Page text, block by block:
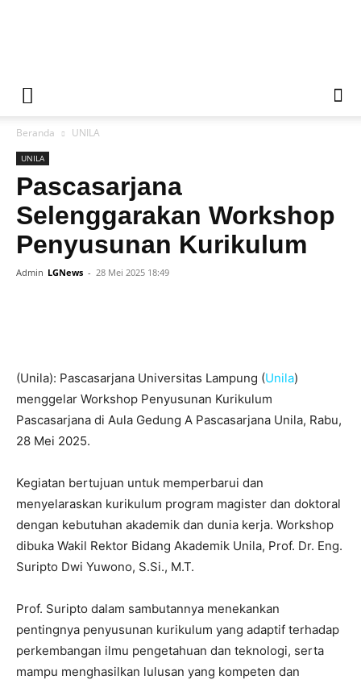
News
Beranda UNILA
UNILA
Pascasarjana
Selenggarakan Workshop
Penyusunan Kurikulum
Admin LGNews - 28 Mei 2025 18:49
(Unila): Pascasarjana Universitas Lampung (Unila)
menggelar Workshop Penyusunan Kurikulum
Pascasarjana di Aula Gedung A Pascasarjana Unila, Rabu,
28 Mei 2025.
Kegiatan bertujuan untuk memperbarui dan
menyelaraskan kurikulum program magister dan doktoral
dengan kebutuhan akademik dan dunia kerja. Workshop
dibuka Wakil Rektor Bidang Akademik Unila, Prof. Dr. Eng.
Suripto Dwi Yuwono, S.Si., M.T.
Prof. Suripto dalam sambutannya menekankan
pentingnya penyusunan kurikulum yang adaptif terhadap
perkembangan ilmu pengetahuan dan teknologi, serta
mampu menghasilkan lulusan yang kompeten dan